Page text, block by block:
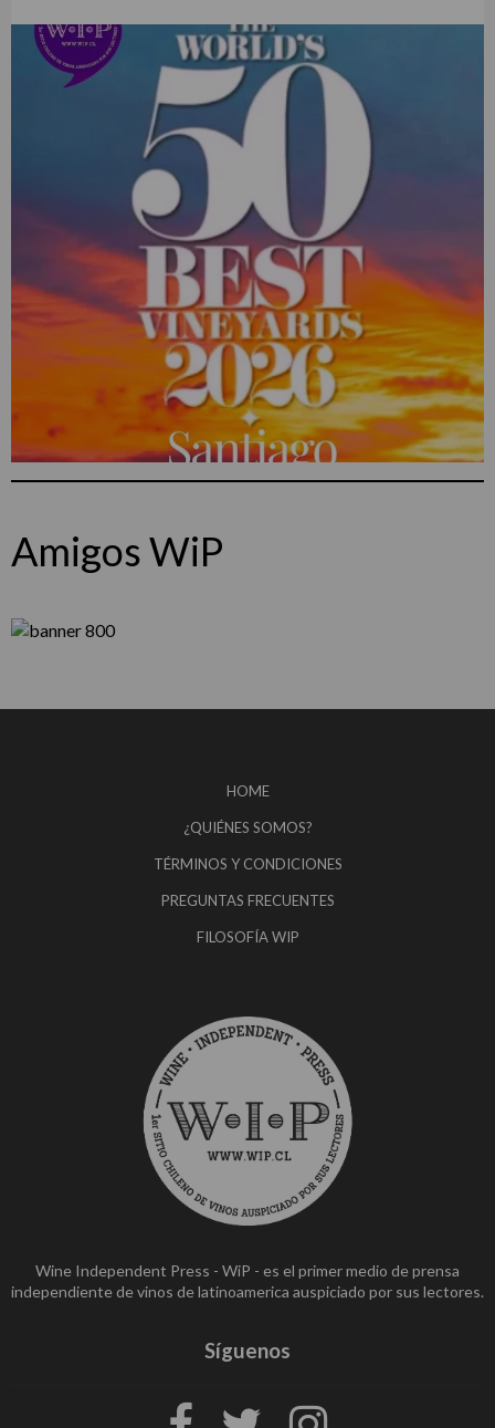
Amigos WiP
HOME
¿QUIÉNES SOMOS?
TÉRMINOS Y CONDICIONES
PREGUNTAS FRECUENTES
FILOSOFÍA WIP
Wine Independent Press - WiP - es el primer medio de prensa
independiente de vinos de latinoamerica auspiciado por sus lectores.
Síguenos